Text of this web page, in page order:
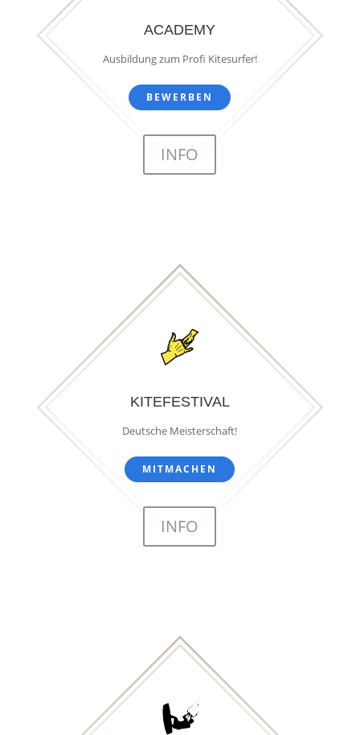
ACADEMY
Ausbildung zum Profi Kitesurfer!
BEWERBEN
INFO
KITEFESTIVAL
Deutsche Meisterschaft!
MITMACHEN
INFO